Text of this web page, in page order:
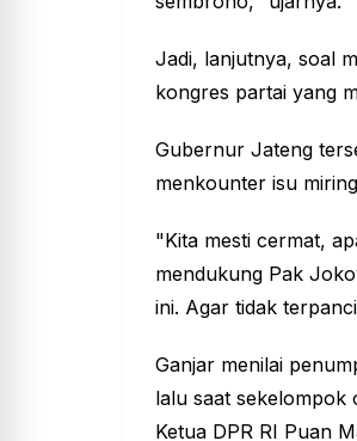
Jadi, lanjutnya, soal
kongres partai yang
Gubernur Jateng
menkounter isu
"Kita mesti cermat,
mendukung Pak
ini. Agar tidak
Ganjar menilai
lalu saat sekelompok
Ketua DPR RI Puan